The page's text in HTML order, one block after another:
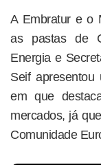
A Embratur e o
as pastas de
Energia e
Seif
em que
mercados, já
Comunidade